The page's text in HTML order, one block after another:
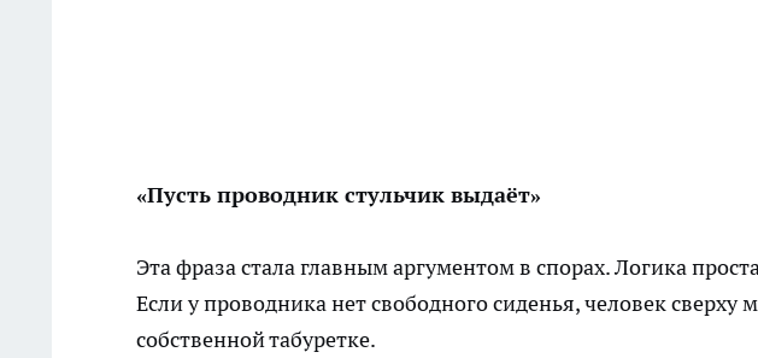
«Пусть проводник стульчик выдаёт»
Эта фраза стала главным аргументом в спорах. Логика
Если у проводника нет свободного сиденья, человек сверху
собственной табуретке.